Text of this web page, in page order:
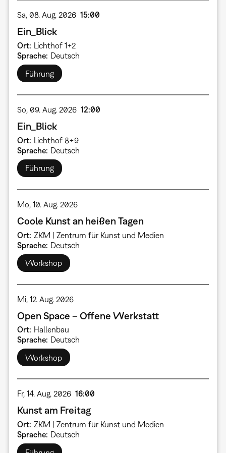
Sa, 08. Aug. 2026 15:00
Ein_Blick
Ort Lichthof 1+2
Sprache Deutsch
Führung
So, 09. Aug. 2026 12:00
Ein_Blick
Ort Lichthof 8+9
Sprache Deutsch
Führung
Mo, 10. Aug. 2026
Coole Kunst an heißen Tagen
Ort ZKM | Zentrum für Kunst und Medien
Sprache Deutsch
Workshop
Mi, 12. Aug. 2026
Open Space – Offene Werkstatt
Ort Hallenbau
Sprache Deutsch
Workshop
Fr, 14. Aug. 2026 16:00
Kunst am Freitag
Ort ZKM | Zentrum für Kunst und Medien
Sprache Deutsch